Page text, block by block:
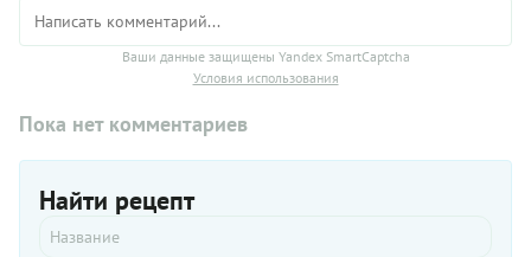
Ваши данные защищены Yandex SmartCaptcha
Условия использования
Пока нет комментариев
Найти рецепт